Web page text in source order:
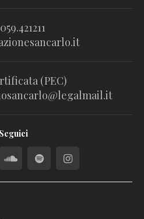
(PEC)
Seguici